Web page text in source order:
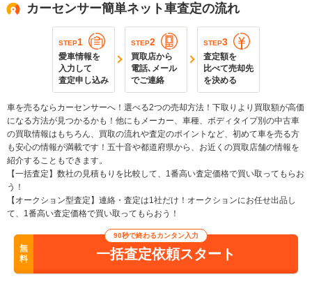
カーセンサー簡単ネット車査定の流れ
STEP1
愛車情報を
入力して
査定申し込み
STEP2
買取店から
電話､メール
でご連絡
STEP3
査定額を
比べて売却先
を決める
車を売るならカーセンサーへ！選べる2つの売却方法！下取りより買取額が高価
になる方法が見つかるかも！他にもメーカー、車種、ボディタイプ別の中古車
の買取情報はもちろん、買取の流れや査定のポイントなど、初めて車を売る方
も安心の情報が満載です！五十音や都道府県から、お近くの買取店舗の情報を
紹介することもできます。
【一括査定】数社の見積もりを比較して、1番高い査定価格で買い取ってもらお
う！
【オークション型査定】連絡・査定は1社だけ！オークションにお任せ出品し
て、1番高い査定価格で買い取ってもらおう！
無
料
90秒で終わるカンタン入力
一括査定依頼スタート